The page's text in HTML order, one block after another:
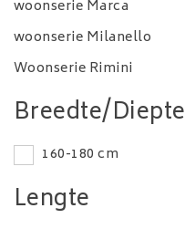
woonserie Marca
woonserie Milanello
Woonserie Rimini
Breedte/Diepte
160-180 cm
Lengte